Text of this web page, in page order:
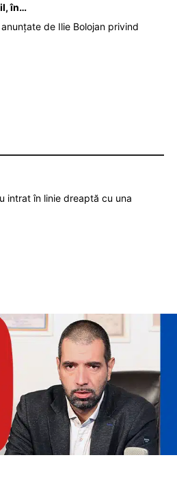
în…
de Ilie Bolojan privind
intrat în linie dreaptă cu una